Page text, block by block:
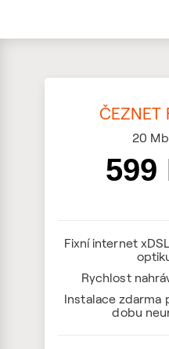
ČEZNET
20
599
Fixní internet
Rychlost
Instalace zdarma
dobu